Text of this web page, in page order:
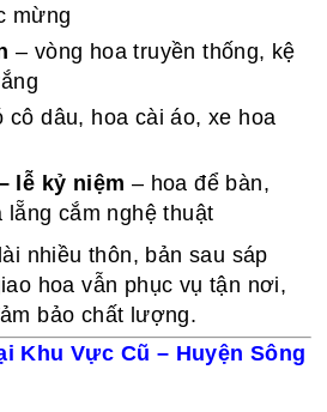
mừng
– vòng hoa truyền thống, kệ
cô dâu, hoa cài áo, xe hoa
lễ kỷ niệm – hoa để bàn,
lẵng cắm nghệ thuật
nhiều thôn, bản sau sáp
hoa vẫn phục vụ tận nơi,
bảo chất lượng.
Khu Vực Cũ – Huyện Sông